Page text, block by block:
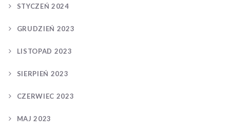
STYCZEŃ 2024
GRUDZIEŃ 2023
LISTOPAD 2023
SIERPIEŃ 2023
CZERWIEC 2023
MAJ 2023